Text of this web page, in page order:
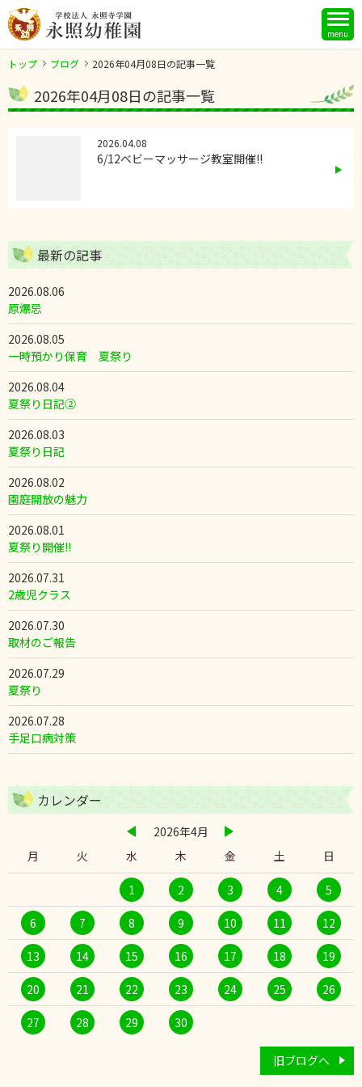
menu
トップ ブログ 2026年04月08日の記事一覧
2026年04月08日の記事一覧
2026.04.08
6/12ベビーマッサージ教室開催!!
最新の記事
2026.08.06
原爆忌
2026.08.05
一時預かり保育 夏祭り
2026.08.04
夏祭り日記②
2026.08.03
夏祭り日記
2026.08.02
園庭開放の魅力
2026.08.01
夏祭り開催!!
2026.07.31
2歳児クラス
2026.07.30
取材のご報告
2026.07.29
夏祭り
2026.07.28
手足口病対策
カレンダー
2026年4月
月
火 水 木 金 土 日
1 2 3 4 5
6 7 8 9 10 11 12
13 14 15 16 17 18 19
20 21 22 23 24 25 26
27 28 29 30
旧ブログへ